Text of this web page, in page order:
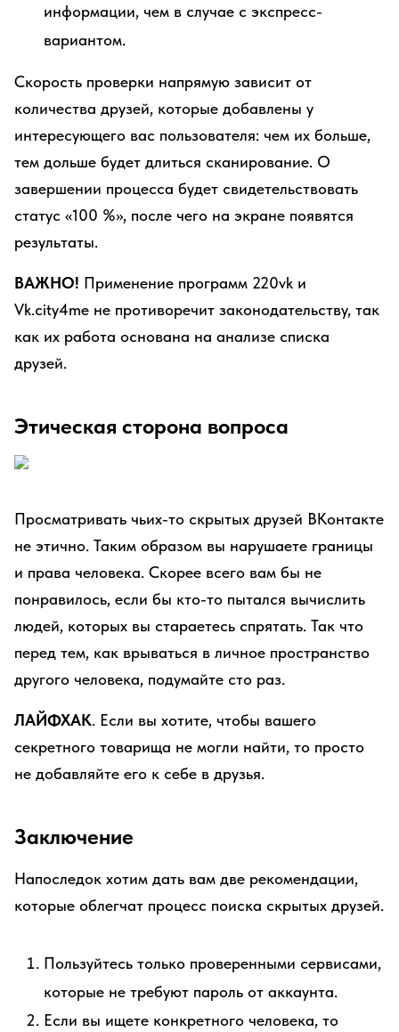
информации, чем в случае с экспресс-
вариантом.
Скорость проверки напрямую зависит от
количества друзей, которые добавлены у
интересующего вас пользователя: чем их больше,
тем дольше будет длиться сканирование. О
завершении процесса будет свидетельствовать
статус «100 %», после чего на экране появятся
результаты.
ВАЖНО! Применение программ 220vk и
Vk.city4me не противоречит законодательству, так
как их работа основана на анализе списка
друзей.
Этическая сторона вопроса
Просматривать чьих-то скрытых друзей ВКонтакте
не этично. Таким образом вы нарушаете границы
и права человека. Скорее всего вам бы не
понравилось, если бы кто-то пытался вычислить
людей, которых вы стараетесь спрятать. Так что
перед тем, как врываться в личное пространство
другого человека, подумайте сто раз.
ЛАЙФХАК. Если вы хотите, чтобы вашего
секретного товарища не могли найти, то просто
не добавляйте его к себе в друзья.
Заключение
Напоследок хотим дать вам две рекомендации,
которые облегчат процесс поиска скрытых друзей.
Пользуйтесь только проверенными сервисами,
которые не требуют пароль от аккаунта.
Если вы ищете конкретного человека, то